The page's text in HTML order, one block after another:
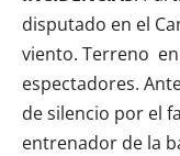
disputado en el
viento. Terreno
espectadores.
de silencio por el
entrenador de la